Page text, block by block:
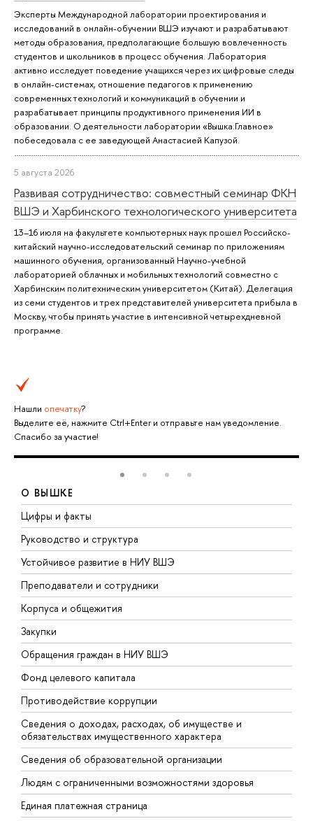
Эксперты Международной лаборатории проектирования и
исследований в онлайн-обучении ВШЭ изучают и разрабатывают
методы образования, предполагающие большую вовлеченность
студентов и школьников в процесс обучения. Лаборатория
активно исследует поведение учащихся через их цифровые следы
в онлайн-системах, отношение педагогов к применению
современных технологий и коммуникаций в обучении и
разрабатывает принципы продуктивного применения ИИ в
образовании. О деятельности лаборатории «Вышка.Главное»
побеседовала с ее заведующей Анастасией Капузой.
5 августа 2026
Развивая сотрудничество: совместный семинар ФКН
ВШЭ и Харбинского технологического университета
13–16 июля на факультете компьютерных наук прошел Российско-
китайский научно-исследовательский семинар по приложениям
машинного обучения, организованный Научно-учебной
лабораторией облачных и мобильных технологий совместно с
Харбинским политехническим университетом (Китай). Делегация
из семи студентов и трех представителей университета прибыла в
Москву, чтобы принять участие в интенсивной четырехдневной
программе.
Нашли опечатку?
Выделите её, нажмите Ctrl+Enter и отправьте нам уведомление.
Спасибо за участие!
О ВЫШКЕ
Цифры и факты
Руководство и структура
Устойчивое развитие в НИУ ВШЭ
Преподаватели и сотрудники
Корпуса и общежития
Закупки
Обращения граждан в НИУ ВШЭ
Фонд целевого капитала
Противодействие коррупции
Сведения о доходах, расходах, об имуществе и
обязательствах имущественного характера
Сведения об образовательной организации
Людям с ограниченными возможностями здоровья
Единая платежная страница